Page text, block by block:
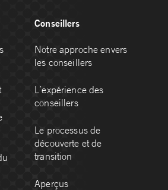
Conseillers
Notre approche envers
les conseillers
L’expérience des
conseillers
Le processus de
découverte et de
transition
Aperçus